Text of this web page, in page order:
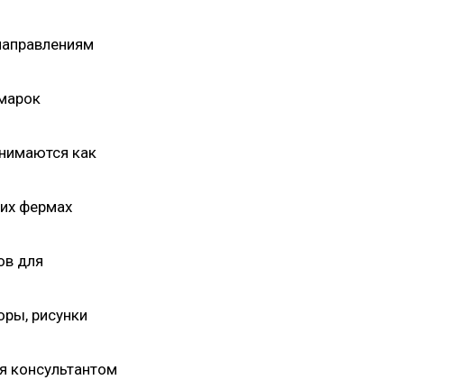
как
фермах
для
рисунки
консультантом